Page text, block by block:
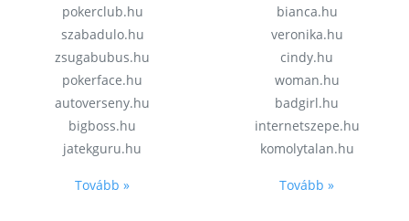
pokerclub.hu
szabadulo.hu
zsugabubus.hu
pokerface.hu
autoverseny.hu
bigboss.hu
jatekguru.hu
Tovább »
bianca.hu
veronika.hu
cindy.hu
woman.hu
badgirl.hu
internetszepe.hu
komolytalan.hu
Tovább »